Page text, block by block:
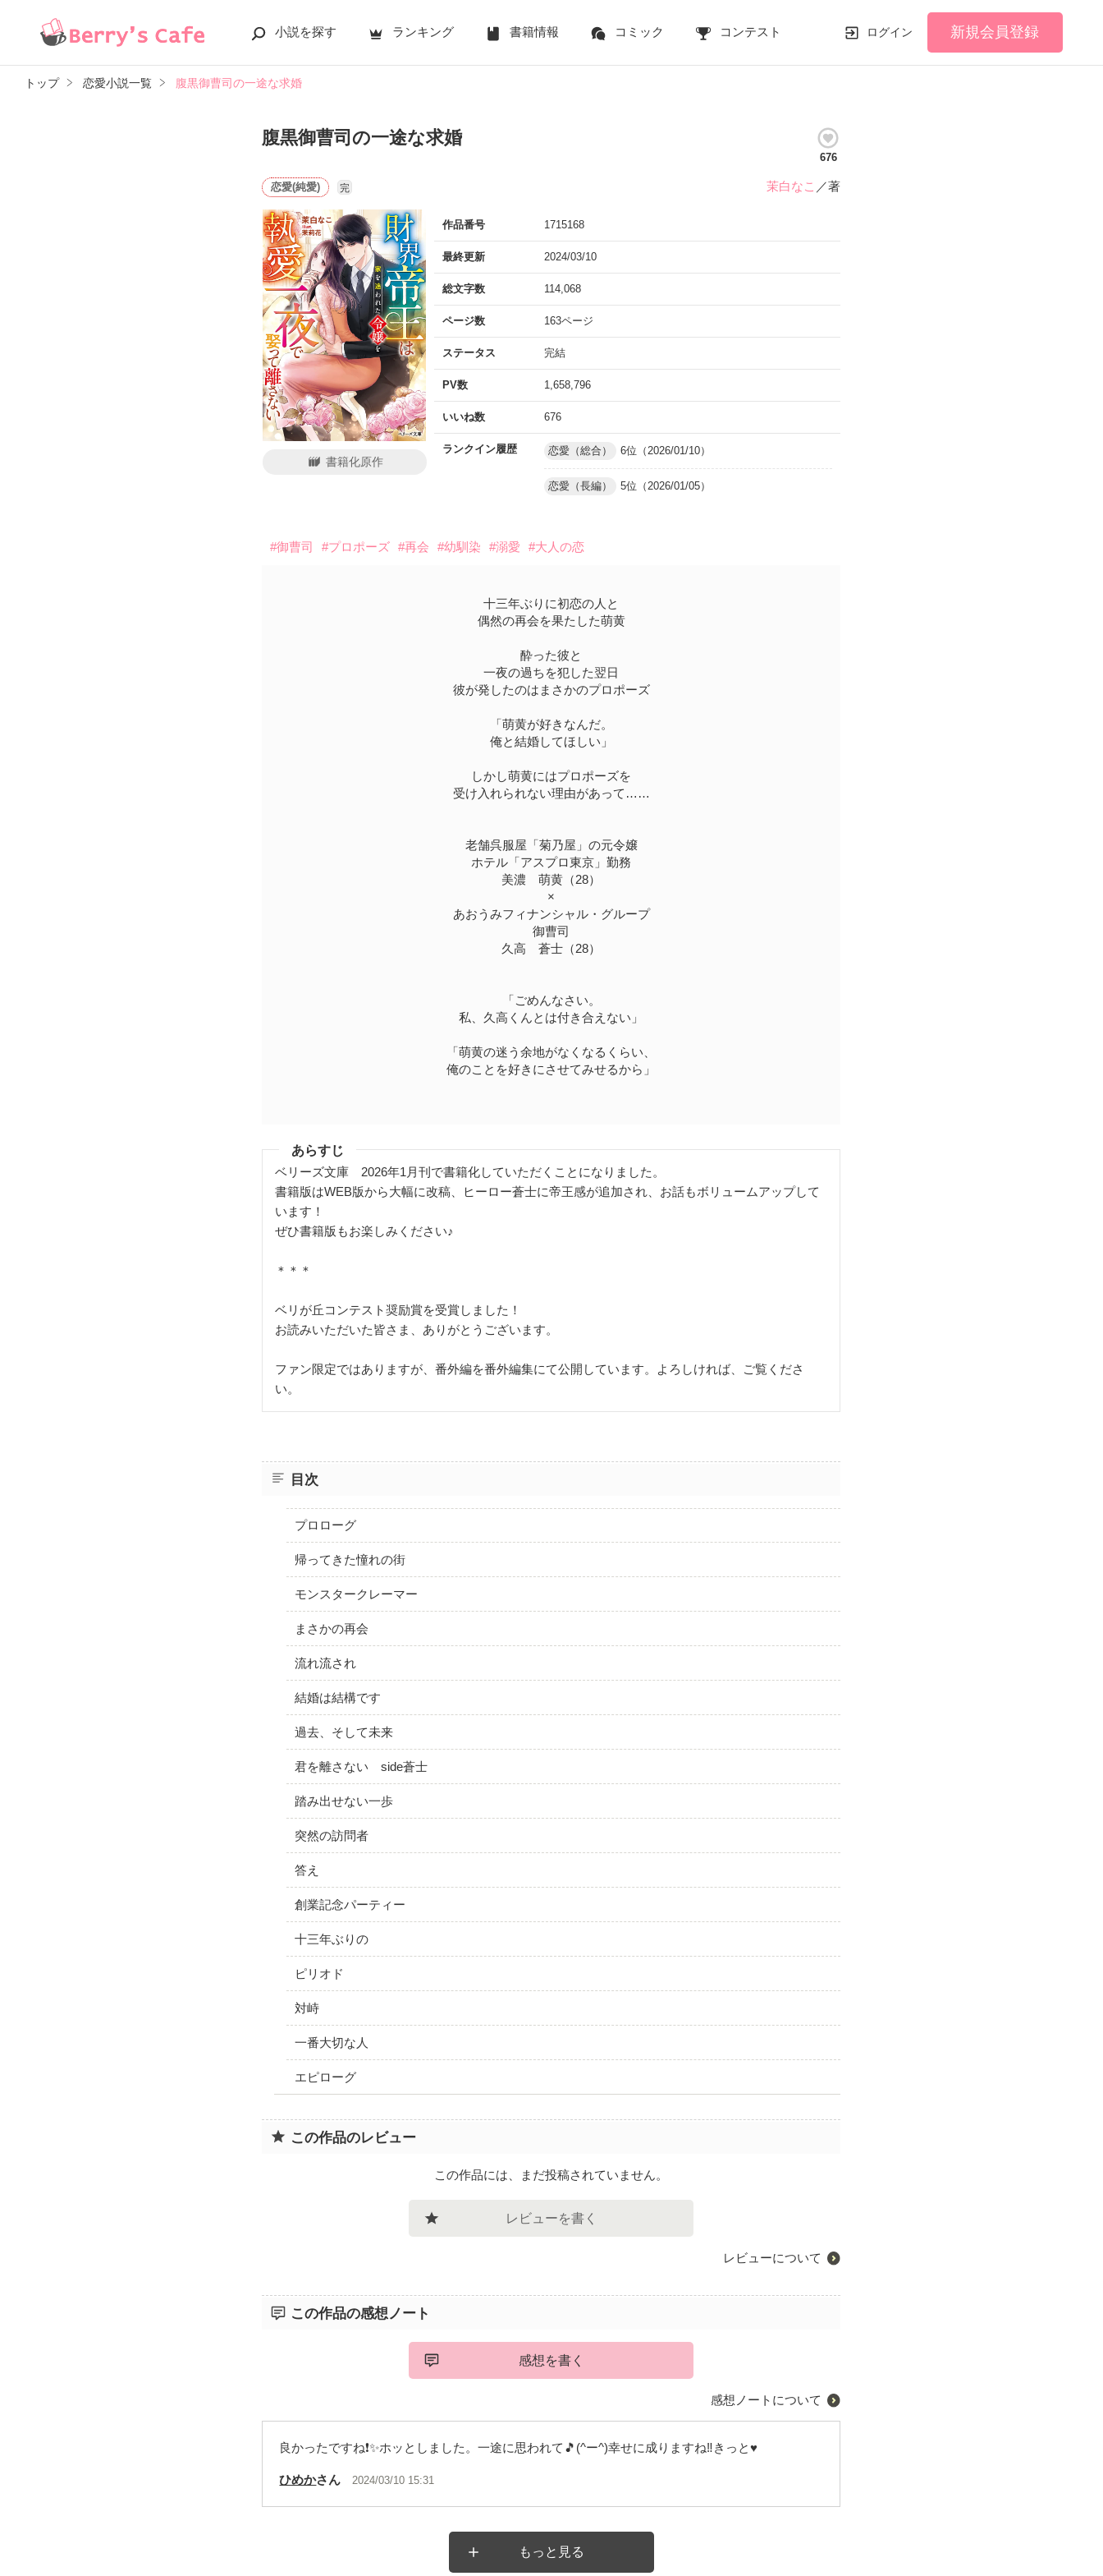
小説を探す ランキング 書籍情報 コミック コンテスト ログイン 新規会員登録
トップ 恋愛小説一覧 腹黒御曹司の一途な求婚
腹黒御曹司の一途な求婚
676
恋愛(純愛) 完 茉白なこ ／著
書籍化原作
作品番号 1715168
最終更新 2024/03/10
総文字数 114,068
ページ数 163ページ
ステータス 完結
PV数 1,658,796
いいね数 676
ランクイン履歴 恋愛（総合） 6位（2026/01/10）
恋愛（長編） 5位（2026/01/05）
#御曹司 #プロポーズ #再会 #幼馴染 #溺愛 #大人の恋
十三年ぶりに初恋の人と
偶然の再会を果たした萌黄
酔った彼と
一夜の過ちを犯した翌日
彼が発したのはまさかのプロポーズ
「萌黄が好きなんだ。
俺と結婚してほしい」
しかし萌黄にはプロポーズを
受け入れられない理由があって……
老舗呉服屋「菊乃屋」の元令嬢
ホテル「アスプロ東京」勤務
美濃 萌黄（28）
×
あおうみフィナンシャル・グループ
御曹司
久高 蒼士（28）
「ごめんなさい。
私、久高くんとは付き合えない」
「萌黄の迷う余地がなくなるくらい、
俺のことを好きにさせてみせるから」
あらすじ
ベリーズ文庫 2026年1月刊で書籍化していただくことになりました。
書籍版はWEB版から大幅に改稿、ヒーロー蒼士に帝王感が追加され、お話もボリュームアップして
います！
ぜひ書籍版もお楽しみください♪
＊＊＊
ベリが丘コンテスト奨励賞を受賞しました！
お読みいただいた皆さま、ありがとうございます。
ファン限定ではありますが、番外編を番外編集にて公開しています。よろしければ、ご覧くださ
い。
目次
プロローグ
帰ってきた憧れの街
モンスタークレーマー
まさかの再会
流れ流され
結婚は結構です
過去、そして未来
君を離さない side蒼士
踏み出せない一歩
突然の訪問者
答え
創業記念パーティー
十三年ぶりの
ピリオド
対峙
一番大切な人
エピローグ
この作品のレビュー
この作品には、まだ投稿されていません。
レビューを書く
レビューについて
この作品の感想ノート
感想を書く
感想ノートについて
良かったですね❗✨ホッとしました。一途に思われて🎵(^ー^)幸せに成りますね‼️きっと♥️
ひめかさん 2024/03/10 15:31
もっと見る